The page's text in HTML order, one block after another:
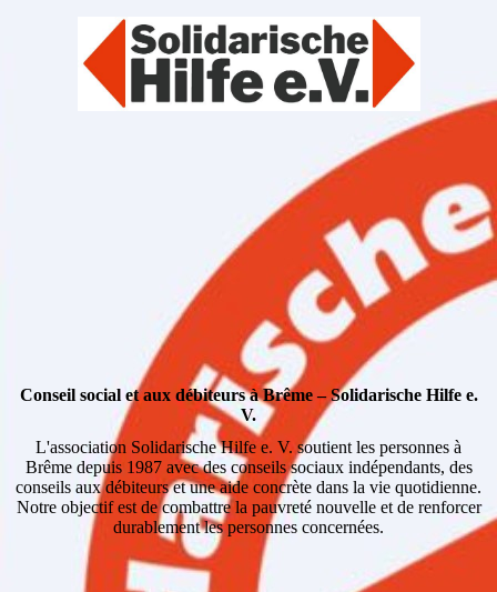
Conseil social et aux débiteurs à Brême – Solidarische Hilfe e.
V.
L'association Solidarische Hilfe e. V. soutient les personnes à
Brême depuis 1987 avec des conseils sociaux indépendants, des
conseils aux débiteurs et une aide concrète dans la vie quotidienne.
Notre objectif est de combattre la pauvreté nouvelle et de renforcer
durablement les personnes concernées.